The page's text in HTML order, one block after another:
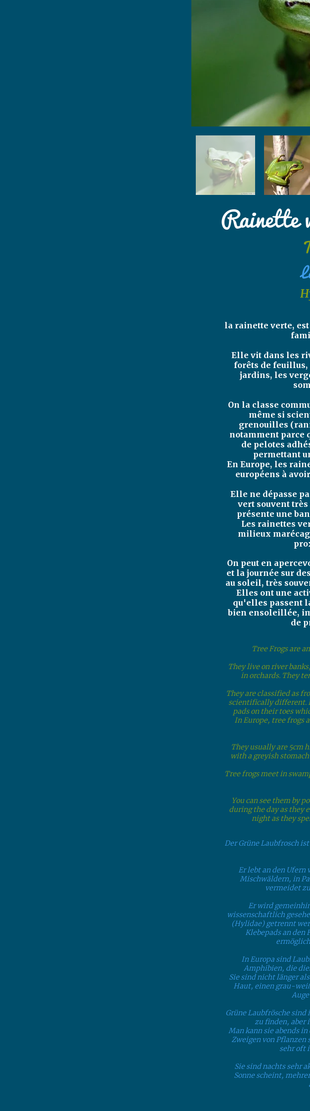
Rainette
la rainette verte,
Elle vit dans les
forêts de
jardins, les
On la classe
même si
grenouilles
notamment parce
de pelotes
permettant
En Europe, les
européens à
Elle ne dépasse
vert souvent
présente une
Les rainettes
milieux
On peut en
et la journée sur
au soleil, très
Elles ont une
qu'elles passent
bien ensoleillée,
de
Tree Frogs are
They live on river
in orchards. They
They are classified as
scientifically different.
pads on their toes
In Europe, tree frogs
They usually are 5cm
with a greyish
Tree frogs meet in
You can see them by
during the day as they
night as they
Der Grüne Laubfrosch
Er lebt an den Ufern
Mischwäldern, in
vermeidet
Er wird
wissenschaftlich
(Hylidae) getrennt
Klebepads an den
In Europa sind
Amphibien, die
Sie sind nicht länger
Haut, einen grau-
Grüne Laubfrösche
zu finden, aber
Man kann sie abends
Zweigen von Pflanzen
sehr oft
Sie sind nachts sehr
Sonne scheint,